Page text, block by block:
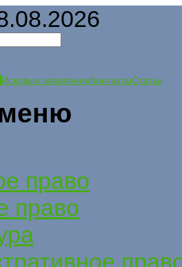
Исковые заявленияКонтактыСтатьи
право
право